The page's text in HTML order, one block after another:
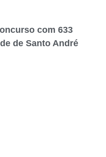
com 633
de Santo André